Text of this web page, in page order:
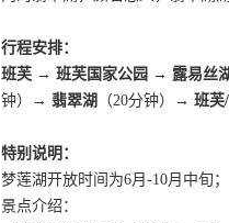
行程安排：
班芙 → 班芙国家公园 → 露易丝
钟）→ 翡翠湖 （20分钟）→ 班芙
特别说明：
梦莲湖开放时间为6月-10月中旬
景点介绍：